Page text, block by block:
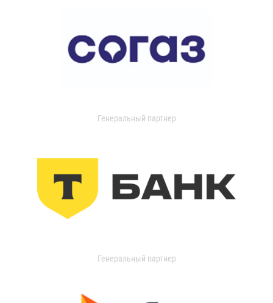
Генеральный партнер
Генеральный партнер